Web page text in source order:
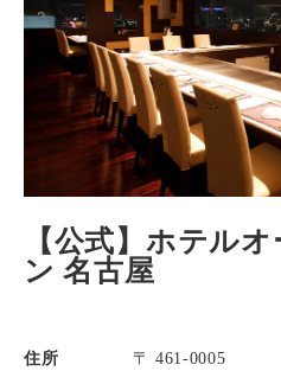
【公式】ホテル
ン 名古屋
住所
〒 461-0005